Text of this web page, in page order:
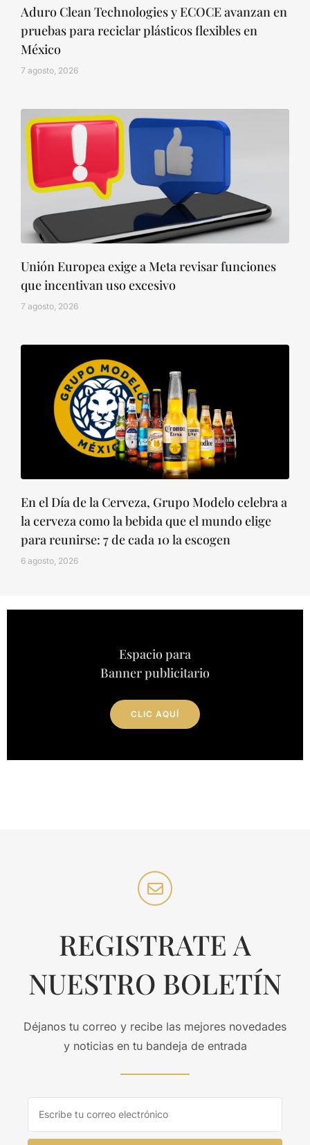
Aduro Clean Technologies y ECOCE avanzan en
pruebas para reciclar plásticos flexibles en
México
7 agosto, 2026
Unión Europea exige a Meta revisar funciones
que incentivan uso excesivo
7 agosto, 2026
En el Día de la Cerveza, Grupo Modelo celebra a
la cerveza como la bebida que el mundo elige
para reunirse: 7 de cada 10 la escogen
6 agosto, 2026
Espacio para
Banner publicitario
CLIC AQUÍ
REGISTRATE A
NUESTRO BOLETÍN
Déjanos tu correo y recibe las mejores novedades
y noticias en tu bandeja de entrada